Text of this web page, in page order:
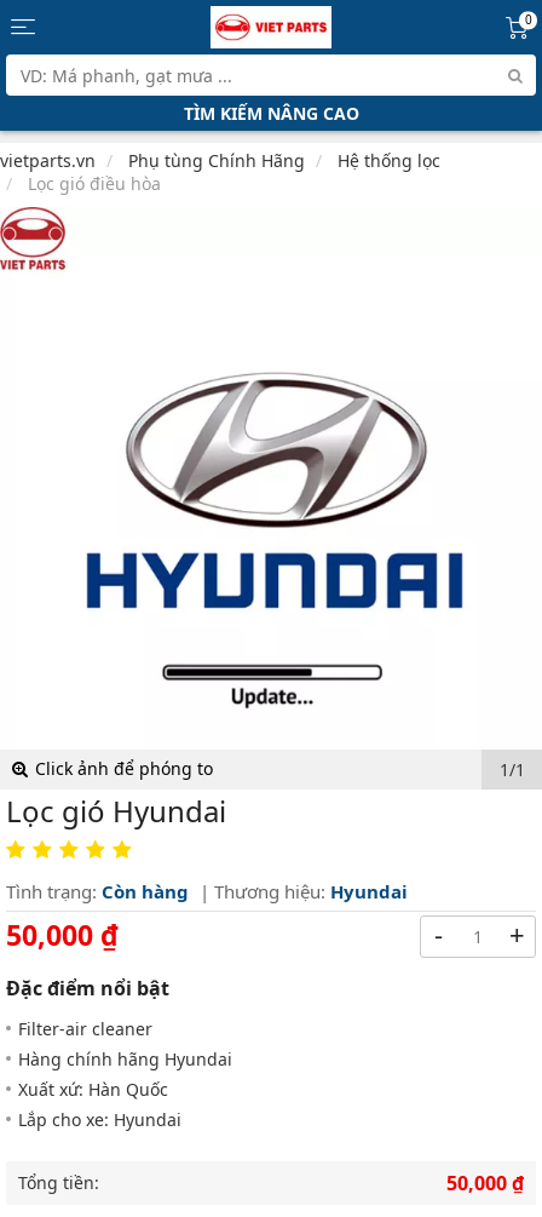
0
TÌM KIẾM NÂNG CAO
vietparts.vn Phụ tùng Chính Hãng
Hệ thống lọc
Lọc gió điều hòa
Click ảnh để phóng to 1/1
Lọc gió Hyundai
Tình trạng: Còn hàng | Thương hiệu: Hyundai
50,000 ₫
Đặc điểm nổi bật
Filter-air cleaner
Hàng chính hãng Hyundai
Xuất xứ: Hàn Quốc
Lắp cho xe: Hyundai
- +
Tổng tiền: 50,000 ₫